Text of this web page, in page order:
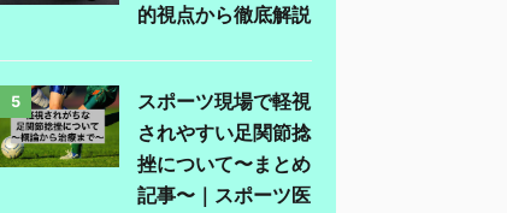
的視点から徹底解説
5
スポーツ現場で軽視
されやすい足関節捻
挫について〜まとめ
記事〜｜スポーツ医